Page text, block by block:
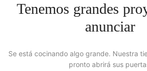
Tenemos grandes
anunciar
Se está cocinando algo grande. Nuestra
pronto abrirá sus